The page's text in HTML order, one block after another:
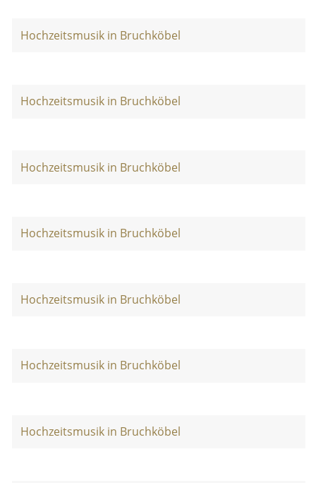
Hochzeitsmusik in Bruchköbel
Hochzeitsmusik in Bruchköbel
Hochzeitsmusik in Bruchköbel
Hochzeitsmusik in Bruchköbel
Hochzeitsmusik in Bruchköbel
Hochzeitsmusik in Bruchköbel
Hochzeitsmusik in Bruchköbel